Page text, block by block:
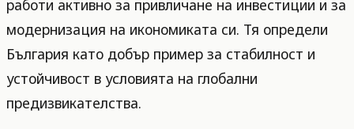
работи активно за привличане на инвестиции и за
модернизация на икономиката си. Тя определи
България като добър пример за стабилност и
устойчивост в условията на глобални
предизвикателства.